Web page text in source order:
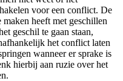
voor een conflict. De
heeft met geschillen
geschil te gaan staan,
het conflict laten
wanneer er sprake is
hierbij aan ruzie over het